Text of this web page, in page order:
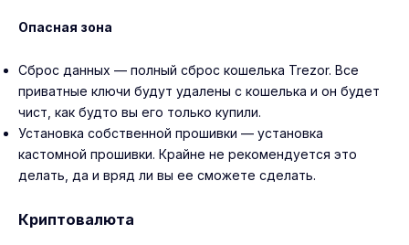
Опасная зона
Сброс данных — полный сброс кошелька Trezor. Все
приватные ключи будут удалены с кошелька и он будет
чист, как будто вы его только купили.
Установка собственной прошивки — установка
кастомной прошивки. Крайне не рекомендуется это
делать, да и вряд ли вы ее сможете сделать.
Криптовалюта